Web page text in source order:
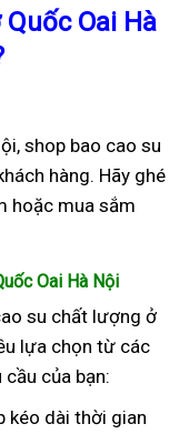
Oai Hà
shop bao cao su
hàng. Hãy ghé
hoặc mua sắm
Oai Hà Nội
su chất lượng ở
lựa chọn từ các
của bạn:
kéo dài thời gian